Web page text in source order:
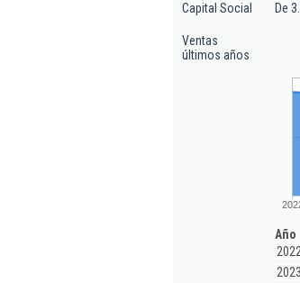
Capital Social De
Ventas
últimos años
Año
2022
2023